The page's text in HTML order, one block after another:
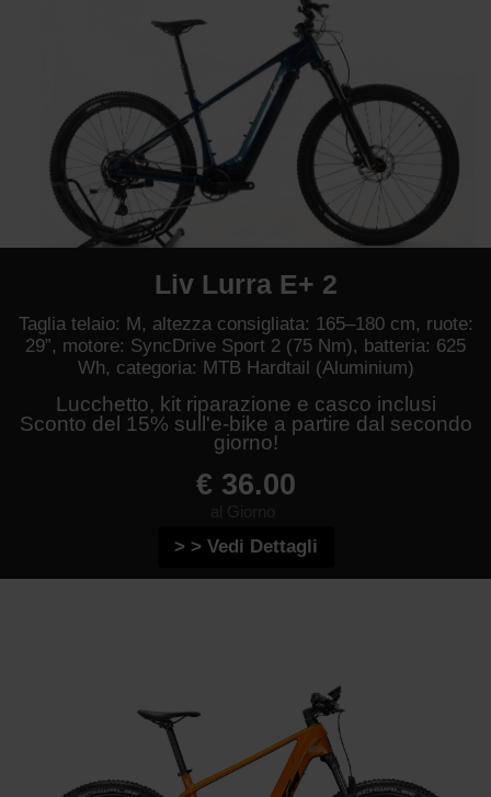
Liv Lurra E+ 2
Taglia telaio: M, altezza consigliata: 165–180 cm, ruote:
29”, motore: SyncDrive Sport 2 (75 Nm), batteria: 625
Wh, categoria: MTB Hardtail (Aluminium)
Lucchetto, kit riparazione e casco inclusi
Sconto del 15% sull'e-bike a partire dal secondo
giorno!
€ 36.00
> > Vedi Dettagli